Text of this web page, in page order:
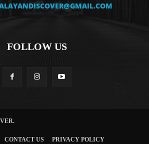
FOLLOW US
CONTACT US PRIVACY POLICY